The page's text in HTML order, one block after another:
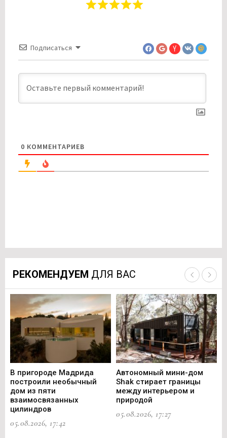
Подписаться
0 КОММЕНТАРИЕВ
РЕКОМЕНДУЕМ ДЛЯ ВАС
В пригороде Мадрида
построили необычный
дом из пяти
взаимосвязанных
цилиндров
05.08.2026, 17:42
Автономный мини-дом
Shak стирает границы
между интерьером и
природой
05.08.2026, 17:27